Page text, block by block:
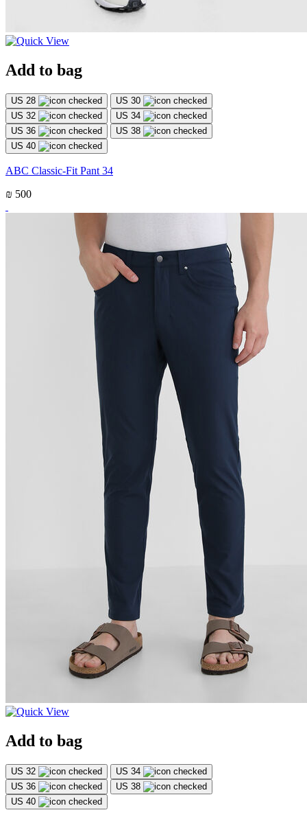
Add to bag
US 28
US 30
US 32
US 34
US 36
US 38
US 40
ABC Classic-Fit Pant 34
₪ 500
Add to bag
US 32
US 34
US 36
US 38
US 40